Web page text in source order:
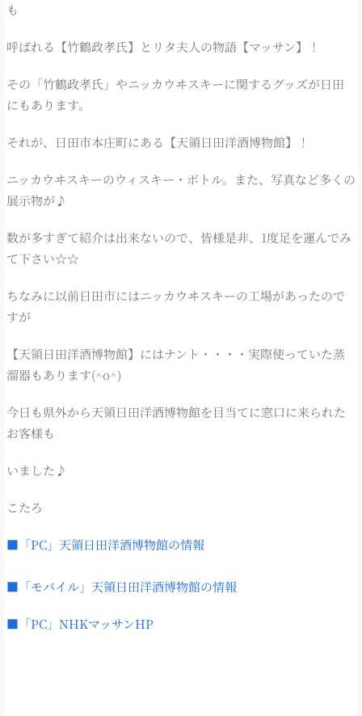
も
呼ばれる【竹鶴政孝氏】とリタ夫人の物語【マッサン】！
その「竹鶴政孝氏」やニッカウヰスキーに関するグッズが日田
にもあります。
それが、日田市本庄町にある【天領日田洋酒博物館】！
ニッカウヰスキーのウィスキー・ボトル。また、写真など多くの
展示物が♪
数が多すぎて紹介は出来ないので、皆様是非、1度足を運んでみ
て下さい☆☆
ちなみに以前日田市にはニッカウヰスキーの工場があったので
すが
【天領日田洋酒博物館】にはナント・・・・実際使っていた蒸
溜器もあります(^o^)
今日も県外から天領日田洋酒博物館を目当てに窓口に来られた
お客様も
いました♪
こたろ
■「PC」天領日田洋酒博物館の情報
■「モバイル」天領日田洋酒博物館の情報
■「PC」NHKマッサンHP